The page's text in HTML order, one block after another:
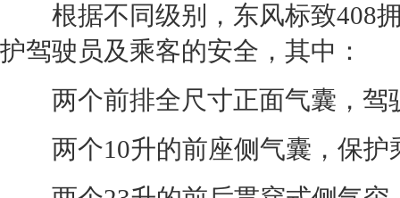
根据不同级别，东风标致408拥
护驾驶员及乘客的安全，其中：
两个前排全尺寸正面气囊，驾
两个10升的前座侧气囊，保护